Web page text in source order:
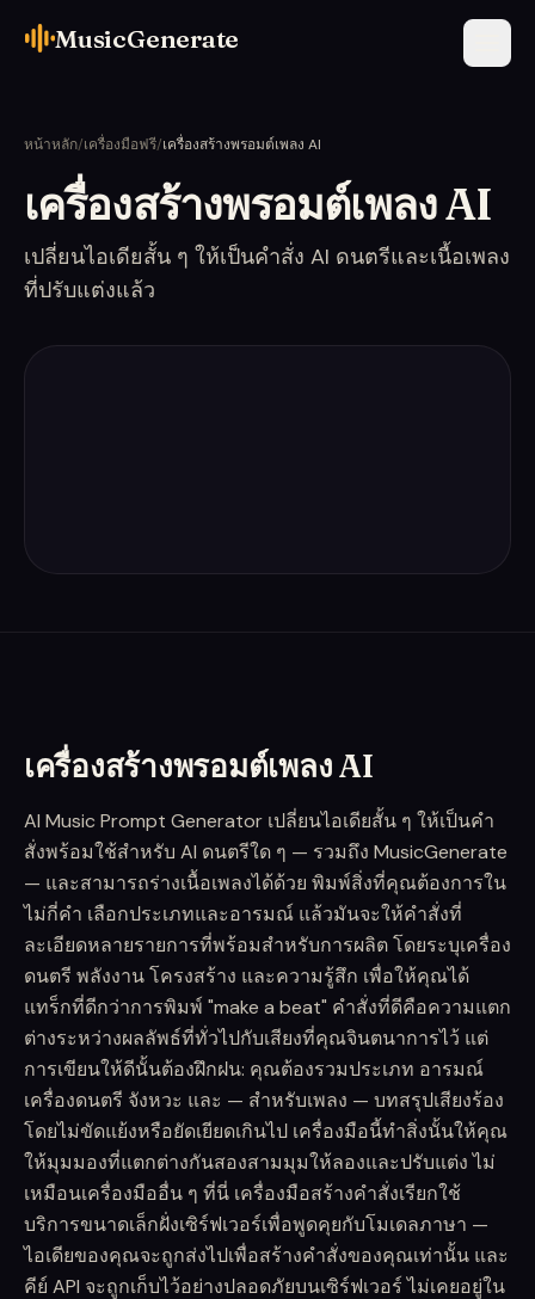
MusicGenerate
หน้าหลัก/เครื่องมือฟรี/เครื่องสร้างพรอมต์เพลง AI
เครื่องสร้างพรอมต์เพลง AI
เปลี่ยนไอเดียสั้น ๆ ให้เป็นคำสั่ง AI ดนตรีและเนื้อเพลง
ที่ปรับแต่งแล้ว
เครื่องสร้างพรอมต์เพลง AI
AI Music Prompt Generator เปลี่ยนไอเดียสั้น ๆ ให้เป็นคำ
สั่งพร้อมใช้สำหรับ AI ดนตรีใด ๆ — รวมถึง MusicGenerate
— และสามารถร่างเนื้อเพลงได้ด้วย พิมพ์สิ่งที่คุณต้องการใน
ไม่กี่คำ เลือกประเภทและอารมณ์ แล้วมันจะให้คำสั่งที่
ละเอียดหลายรายการที่พร้อมสำหรับการผลิต โดยระบุเครื่อง
ดนตรี พลังงาน โครงสร้าง และความรู้สึก เพื่อให้คุณได้
แทร็กที่ดีกว่าการพิมพ์ "make a beat" คำสั่งที่ดีคือความแตก
ต่างระหว่างผลลัพธ์ที่ทั่วไปกับเสียงที่คุณจินตนาการไว้ แต่
การเขียนให้ดีนั้นต้องฝึกฝน: คุณต้องรวมประเภท อารมณ์
เครื่องดนตรี จังหวะ และ — สำหรับเพลง — บทสรุปเสียงร้อง
โดยไม่ขัดแย้งหรือยัดเยียดเกินไป เครื่องมือนี้ทำสิ่งนั้นให้คุณ
ให้มุมมองที่แตกต่างกันสองสามมุมให้ลองและปรับแต่ง ไม่
เหมือนเครื่องมืออื่น ๆ ที่นี่ เครื่องมือสร้างคำสั่งเรียกใช้
บริการขนาดเล็กฝั่งเซิร์ฟเวอร์เพื่อพูดคุยกับโมเดลภาษา —
ไอเดียของคุณจะถูกส่งไปเพื่อสร้างคำสั่งของคุณเท่านั้น และ
คีย์ API จะถูกเก็บไว้อย่างปลอดภัยบนเซิร์ฟเวอร์ ไม่เคยอยู่ใน